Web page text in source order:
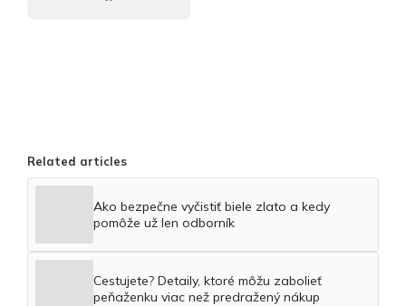
Related articles
Ako bezpečne vyčistiť biele zlato a kedy
pomôže už len odborník
Cestujete? Detaily, ktoré môžu zabolieť
peňaženku viac než predražený nákup